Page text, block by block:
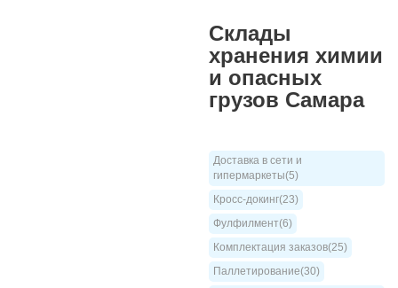
Склады
хранения химии
и опасных
грузов Самара
Доставка в сети и
гипермаркеты(5)
Кросс-докинг(23)
Фулфилмент(6)
Комплектация заказов(25)
Паллетирование(30)